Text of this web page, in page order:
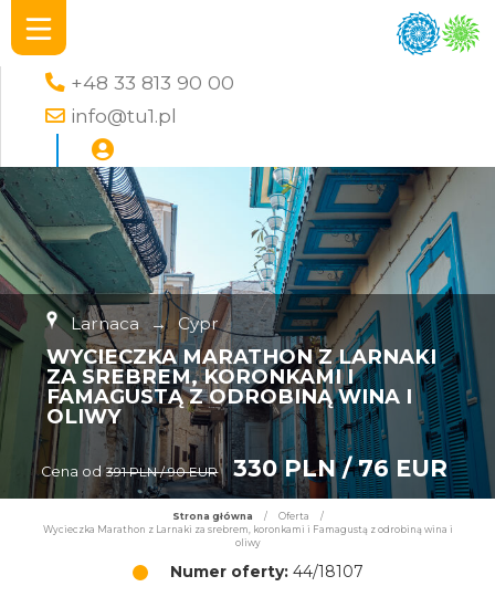
+48 33 813 90 00
info@tu1.pl
Larnaca → Cypr
WYCIECZKA MARATHON Z LARNAKI
ZA SREBREM, KORONKAMI I
FAMAGUSTĄ Z ODROBINĄ WINA I
OLIWY
Cena od 391 PLN / 90 EUR 330 PLN / 76 EUR
Strona główna / Oferta
/
Wycieczka Marathon z Larnaki za srebrem, koronkami i Famagustą z odrobiną wina i
oliwy
Numer oferty:44/18107